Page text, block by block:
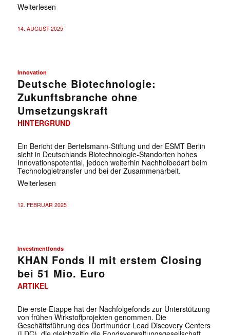
Weiterlesen
14. AUGUST 2025
Innovation
Deutsche Biotechnologie:
Zukunftsbranche ohne
Umsetzungskraft
HINTERGRUND
Ein Bericht der Bertelsmann-Stiftung und der ESMT Berlin
sieht in Deutschlands Biotechnologie-Standorten hohes
Innovationspotential, jedoch weiterhin Nachholbedarf beim
Technologietransfer und bei der Zusammenarbeit.
Weiterlesen
12. FEBRUAR 2025
Investmentfonds
KHAN Fonds II mit erstem Closing
bei 51 Mio. Euro
ARTIKEL
Die erste Etappe hat der Nachfolgefonds zur Unterstützung
von frühen Wirkstoffprojekten genommen. Die
Geschäftsführung des Dortmunder Lead Discovery Centers